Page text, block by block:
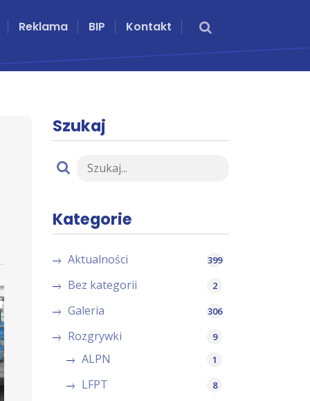
Reklama BIP Kontakt
Szukaj
Kategorie
Aktualności 399
Bez kategorii 2
Galeria 306
Rozgrywki 9
ALPN 1
LFPT 8